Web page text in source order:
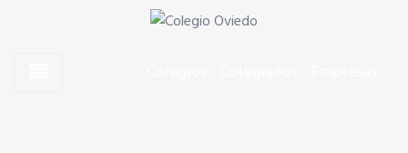
Colegio Oviedo
Agentes Comerciales de Oviedo